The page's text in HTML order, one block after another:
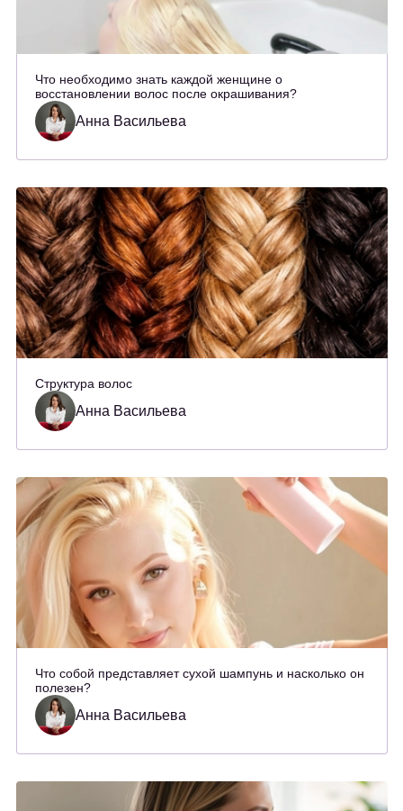
Что необходимо знать каждой женщине о
восстановлении волос после окрашивания?
Анна Васильева
Структура волос
Анна Васильева
Что собой представляет сухой шампунь и насколько он
полезен?
Анна Васильева